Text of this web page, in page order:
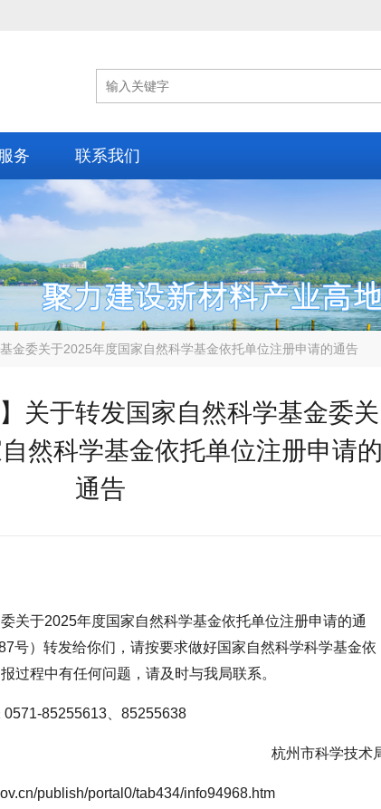
务 联系我们
金委关于2025年度国家自然科学基金依托单位注册申请的通告
关于转发国家自然科学基金委关
然科学基金依托单位注册申请的
通告
关于2025年度国家自然科学基金依托单位注册申请的通
号）转发给你们，请按要求做好国家自然科学科学基金依
过程中有任何问题，请及时与我局联系。
85255613、85255638
杭州市科学技术
publish/portal0/tab434/info94968.htm